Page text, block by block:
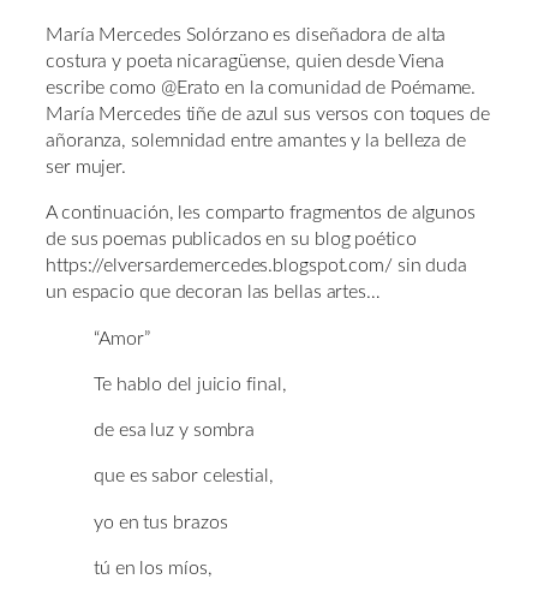
María Mercedes Solórzano es diseñadora de alta
costura y poeta nicaragüense, quien desde Viena
escribe como @Erato en la comunidad de Poémame.
María Mercedes tiñe de azul sus versos con toques de
añoranza, solemnidad entre amantes y la belleza de
ser mujer.
A continuación, les comparto fragmentos de algunos
de sus poemas publicados en su blog poético
https://elversardemercedes.blogspot.com/ sin duda
un espacio que decoran las bellas artes…
“Amor”
Te hablo del juicio final,
de esa luz y sombra
que es sabor celestial,
yo en tus brazos
tú en los míos,